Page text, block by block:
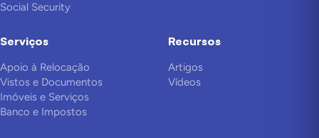
Social Security
Serviços
Apoio à Relocação
Vistos e Documentos
Imóveis e Serviços
Banco e Impostos
Recursos
Artigos
Vídeos